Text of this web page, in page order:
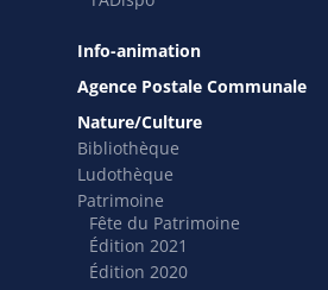
Info-animation
Agence Postale Communale
Nature/Culture
Bibliothèque
Ludothèque
Patrimoine
Fête du Patrimoine
Édition 2021
Édition 2020